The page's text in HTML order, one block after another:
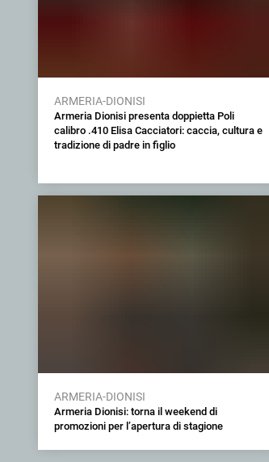
ARMERIA-DIONISI
Armeria Dionisi presenta doppietta Poli
calibro .410 Elisa Cacciatori: caccia, cultura e
tradizione di padre in figlio
ARMERIA-DIONISI
Armeria Dionisi: torna il weekend di
promozioni per l’apertura di stagione